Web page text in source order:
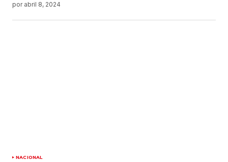
por abril 8, 2024
NACIONAL